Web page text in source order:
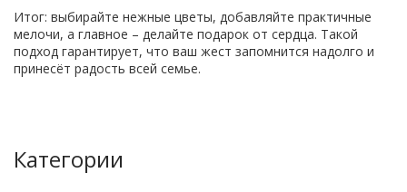
Итог: выбирайте нежные цветы, добавляйте практичные
мелочи, а главное – делайте подарок от сердца. Такой
подход гарантирует, что ваш жест запомнится надолго и
принесёт радость всей семье.
Категории